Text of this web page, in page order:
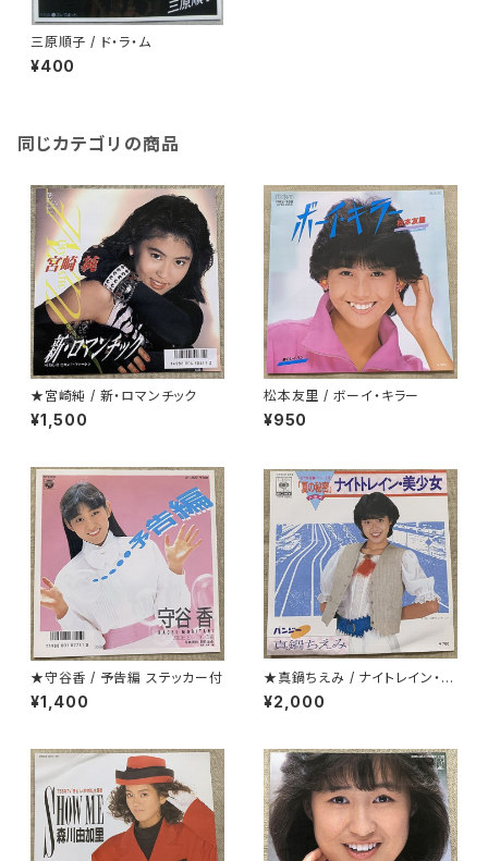
三原順子 / ド・ラ・ム
¥400
同じカテゴリの商品
★宮崎純 / 新・ロマンチック
¥1,500
松本友里 / ボーイ・キラー
¥950
★守谷香 / 予告編 ステッカー付
¥1,400
★真鍋ちえみ / ナイトレイン・美
少女 プロモ
¥2,000